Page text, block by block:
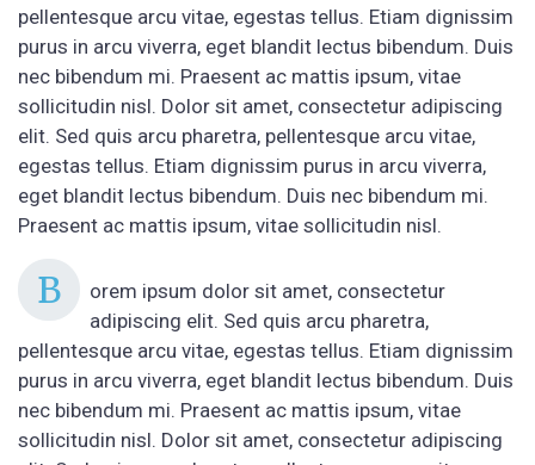
pellentesque arcu vitae, egestas tellus. Etiam dignissim
purus in arcu viverra, eget blandit lectus bibendum. Duis
nec bibendum mi. Praesent ac mattis ipsum, vitae
sollicitudin nisl. Dolor sit amet, consectetur adipiscing
elit. Sed quis arcu pharetra, pellentesque arcu vitae,
egestas tellus. Etiam dignissim purus in arcu viverra,
eget blandit lectus bibendum. Duis nec bibendum mi.
Praesent ac mattis ipsum, vitae sollicitudin nisl.
B
orem ipsum dolor sit amet, consectetur
adipiscing elit. Sed quis arcu pharetra,
pellentesque arcu vitae, egestas tellus. Etiam dignissim
purus in arcu viverra, eget blandit lectus bibendum. Duis
nec bibendum mi. Praesent ac mattis ipsum, vitae
sollicitudin nisl. Dolor sit amet, consectetur adipiscing